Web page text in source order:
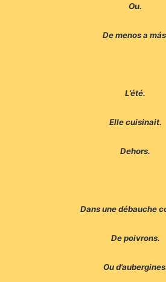
Ou.
De menos a
L’été.
Elle cuisinait.
Dehors.
Dans une débauche
De poivrons.
Ou